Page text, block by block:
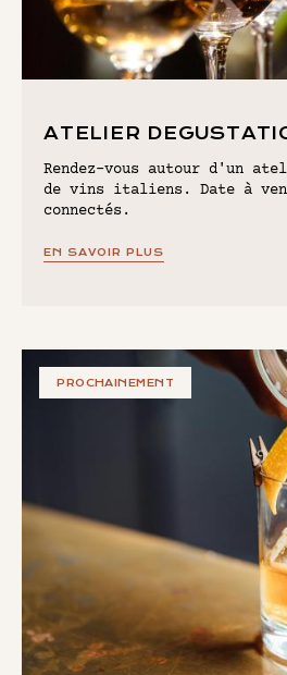
ATELIER
Rendez-vous autour d'un
de vins italiens. Date à
connectés.
EN SAVOIR PLUS
PROCHAINEMENT